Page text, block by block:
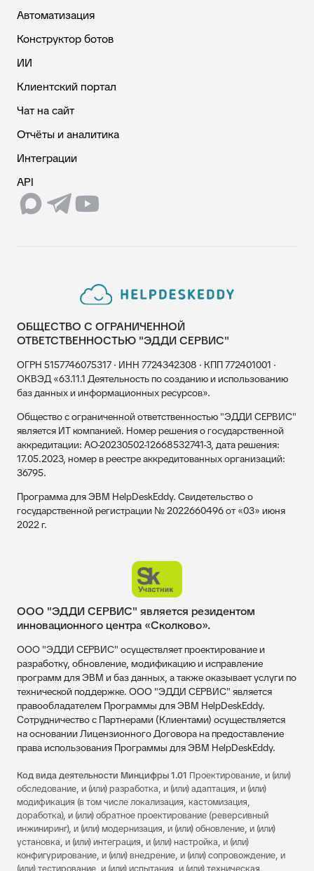
Автоматизация
Конструктор ботов
ИИ
Клиентский портал
Чат на сайт
Отчёты и аналитика
Интеграции
API
ОБЩЕСТВО С ОГРАНИЧЕННОЙ
ОТВЕТСТВЕННОСТЬЮ "ЭДДИ СЕРВИС"
ОГРН 5157746075317 · ИНН 7724342308 · КПП 772401001 ·
ОКВЭД «63.11.1 Деятельность по созданию и использованию
баз данных и информационных ресурсов».
Общество с ограниченной ответственностью "ЭДДИ СЕРВИС"
является ИТ компанией. Номер решения о государственной
аккредитации: АО-20230502-12668532741-3, дата решения:
17.05.2023, номер в реестре аккредитованных организаций:
36795.
Программа для ЭВМ HelpDeskEddy. Свидетельство о
государственной регистрации № 2022660496 от «03» июня
2022 г.
ООО "ЭДДИ СЕРВИС" является резидентом
инновационного центра «Сколково».
ООО "ЭДДИ СЕРВИС" осуществляет проектирование и
разработку, обновление, модификацию и исправление
программ для ЭВМ и баз данных, а также оказывает услуги по
технической поддержке. ООО "ЭДДИ СЕРВИС" является
правообладателем Программы для ЭВМ HelpDeskEddy.
Сотрудничество с Партнерами (Клиентами) осуществляется
на основании Лицензионного Договора на предоставление
права использования Программы для ЭВМ HelpDeskEddy.
Код вида деятельности Минцифры 1.01 Проектирование, и (или)
обследование, и (или) разработка, и (или) адаптация, и (или)
модификация (в том числе локализация, кастомизация,
доработка), и (или) обратное проектирование (реверсивный
инжиниринг), и (или) модернизация, и (или) обновление, и (или)
установка, и (или) интеграция, и (или) настройка, и (или)
конфигурирование, и (или) внедрение, и (или) сопровождение, и
(или) тестирование, и (или) испытания, и (или) техническая